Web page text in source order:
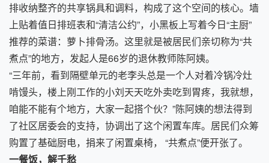
排收纳整齐的共享锅具和调料，构成了这个空间的核心。墙
上贴着值日排班表和“清洁公约”，小黑板上写着今日“主厨”
推荐的菜谱：萝卜排骨汤。这里就是被居民们亲切称为“共
煮点”的地方，发起人是66岁的退休教师陈阿姨。
“三年前，看到隔壁单元的老李头总是一个人对着冷锅冷灶
啃馒头，楼上刚工作的小刘天天吃外卖吃到胃疼，我就想，
咱能不能有个地方，大家一起搭个伙？”陈阿姨的想法得到
了社区居委会的支持，协调出了这个闲置车库。居民们众筹
购置了基础厨电，捐来了闲置桌椅， “共煮点”便开张了。
一餐饭，解千愁